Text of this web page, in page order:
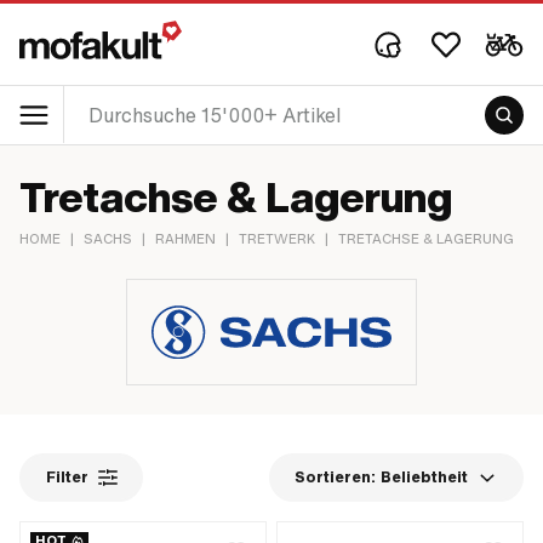
Tretachse & Lagerung
HOME | SACHS | RAHMEN | TRETWERK | TRETACHSE & LAGERUNG
Filter Sortieren: Beliebtheit